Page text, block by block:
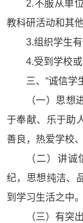
2.不服从单
教科研活动和其
3.组织学生
4.受到学校
三、“诚信学
（一）思想
于奉献、乐于助
善良，热爱学校
（二）讲
纪，思想纯洁、
到学习生活之中。
（三）有突